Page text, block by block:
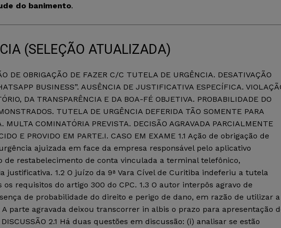
do banimento.
(SELEÇÃO ATUALIZADA)
DE OBRIGAÇÃO DE FAZER C/C TUTELA DE URGÊNCIA. DESATIVAÇÃO
BUSINESS”. AUSÊNCIA DE JUSTIFICATIVA ESPECÍFICA.
DA TRANSPARÊNCIA E DA BOA-FÉ OBJETIVA. PROBABILIDADE DO
TUTELA DE URGÊNCIA DEFERIDA TÃO SOMENTE PARA
MULTA COMINATÓRIA PREVISTA. DECISÃO AGRAVADA PARCIALMENTE
E PROVIDO EM PARTE.I. CASO EM EXAME 1.1 Ação de obrigação de
ajuizada em face da empresa responsável pelo aplicativo
de restabelecimento de conta vinculada a terminal telefônico,
justificativa. 1.2 O juízo da 9ª Vara Cível de Curitiba indeferiu a tutela
requisitos do artigo 300 do CPC. 1.3 O autor interpôs agravo de
de probabilidade do direito e perigo de dano, em razão de utilizar a
parte agravada deixou transcorrer in albis o prazo para apresentação
2.1 Há duas questões em discussão: (i) analisar se estão